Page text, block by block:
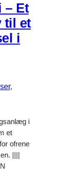
– Et
til et
i
i
et
ofrene
||||